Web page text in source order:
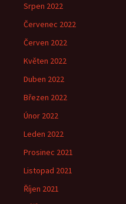
Srpen 2022
Červenec 2022
Červen 2022
Květen 2022
Duben 2022
Březen 2022
Únor 2022
Leden 2022
Prosinec 2021
Listopad 2021
Říjen 2021